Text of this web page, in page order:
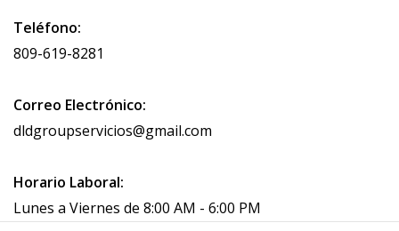
Teléfono:
809-619-8281
Correo Electrónico:
dldgroupservicios@gmail.com
Horario Laboral:
Lunes a Viernes de 8:00 AM - 6:00 PM